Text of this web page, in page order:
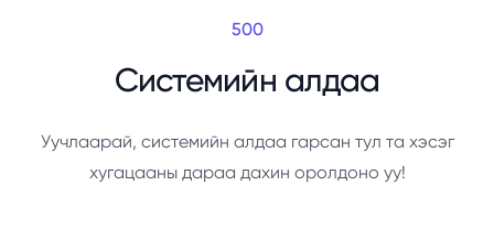
500
Системийн алдаа
Уучлаарай, системийн алдаа гарсан тул та хэсэг
хугацааны дараа дахин оролдоно уу!